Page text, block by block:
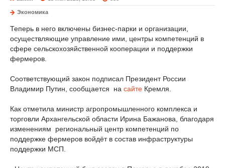
Экономика
Теперь в него включены бизнес-парки и организации,
осуществляющие управление ими, центры компетенций в
сфере сельскохозяйственной кооперации и поддержки
фермеров.
Соответствующий закон подписал Президент России
Владимир Путин, сообщается на сайте Кремля.
Как отметила министр агропромышленного комплекса и
торговли Архангельской области Ирина Бажанова, благодаря
изменениям региональный центр компетенций по
поддержке фермеров войдёт в состав инфраструктуры
поддержки МСП.